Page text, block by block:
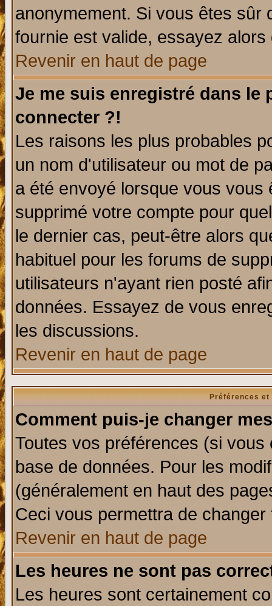
anonymement. Si vous êtes sûr
fournie est valide, essayez
Revenir en haut de page
Je me suis enregistré dans le
connecter ?!
Les raisons les plus probables
un nom d'utilisateur ou mot de
a été envoyé lorsque vous
supprimé votre compte pour
le dernier cas, peut-être alors
habituel pour les forums de
utilisateurs n'ayant rien posté
données. Essayez de vous
les discussions.
Revenir en haut de page
Préférences
Comment puis-je changer
Toutes vos préférences (si
base de données. Pour les
(généralement en haut des
Ceci vous permettra de
Revenir en haut de page
Les heures ne sont pas
Les heures sont certainement